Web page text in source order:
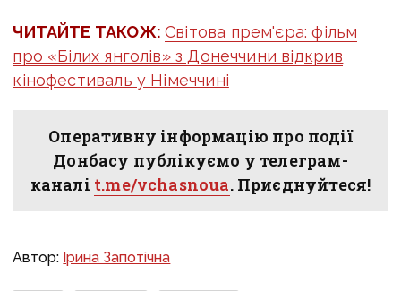
ЧИТАЙТЕ ТАКОЖ:Світова прем'єра: фільм
про «Білих янголів» з Донеччини відкрив
кінофестиваль у Німеччині
Оперативну інформацію про події
Донбасу публікуємо у телеграм-
каналі t.me/vchasnoua. Приєднуйтеся!
Автор: Ірина Запотічна